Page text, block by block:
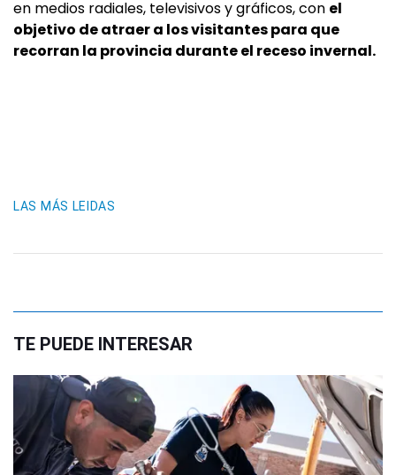
en medios radiales, televisivos y gráficos, con el
objetivo de atraer a los visitantes para que
recorran la provincia durante el receso invernal.
LAS MÁS LEIDAS
TE PUEDE INTERESAR